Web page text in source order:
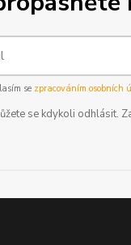
se zpracováním osobních
se kdykoli odhlásit.